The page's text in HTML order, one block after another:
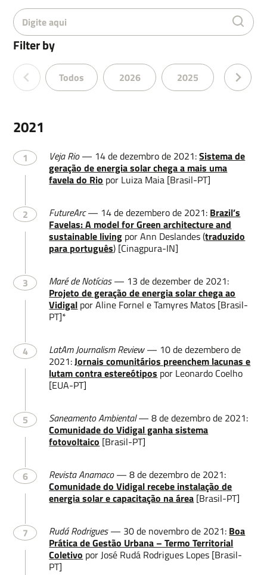
Filter by
Todos 2026 2025 2024
2021
1 Veja Rio— 14 de dezembro de 2021:Sistema de
geração de energia solar chega a mais uma
favela do Rio por Luiza Maia [Brasil-PT]
2 FutureArc— 14 de dezembero de 2021: Brazil’s
Favelas: A model for Green architecture and
sustainable living por Ann Deslandes (traduzido
para português) [Cinagpura-IN]
3 Maré de Notícias— 13 de dezember de 2021:
Projeto de geração de energia solar chega ao
Vidigal por Aline Fornel e Tamyres Matos [Brasil-
PT]*
4 LatAm Journalism Review— 10 de dezembero de
2021:Jornais comunitários preenchem lacunas e
lutam contra estereótipos por Leonardo Coelho
[EUA-PT]
5 Saneamento Ambiental— 8 de dezembro de 2021:
Comunidade do Vidigal ganha sistema
fotovoltaico [Brasil-PT]
6 Revista Anamaco— 8 de dezembro de 2021:
Comunidade do Vidigal recebe instalação de
energia solar e capacitação na área [Brasil-PT]
7 Rudá Rodrigues— 30 de novembro de 2021: Boa
Prática de Gestão Urbana – Termo Territorial
Coletivo por José Rudá Rodrigues Lopes [Brasil-
PT]